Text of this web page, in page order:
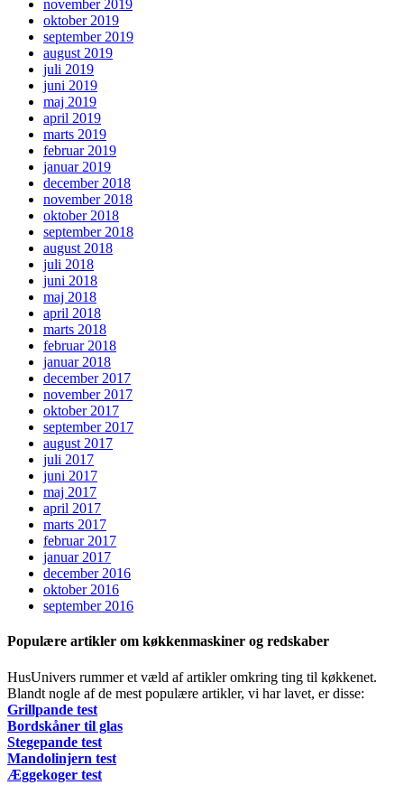
november 2019
oktober 2019
september 2019
august 2019
juli 2019
juni 2019
maj 2019
april 2019
marts 2019
februar 2019
januar 2019
december 2018
november 2018
oktober 2018
september 2018
august 2018
juli 2018
juni 2018
maj 2018
april 2018
marts 2018
februar 2018
januar 2018
december 2017
november 2017
oktober 2017
september 2017
august 2017
juli 2017
juni 2017
maj 2017
april 2017
marts 2017
februar 2017
januar 2017
december 2016
oktober 2016
september 2016
Populære artikler om køkkenmaskiner og redskaber
HusUnivers rummer et væld af artikler omkring ting til køkkenet.
Blandt nogle af de mest populære artikler, vi har lavet, er disse:
Grillpande test
Bordskåner til glas
Stegepande test
Mandolinjern test
Æggekoger test